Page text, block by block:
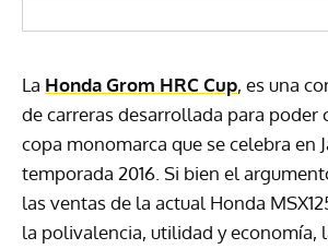
La Honda Grom HRC Cup, es una
de carreras desarrollada para poder
copa monomarca que se celebra en
temporada 2016. Si bien el
las ventas de la actual Honda
la polivalencia, utilidad y economía,